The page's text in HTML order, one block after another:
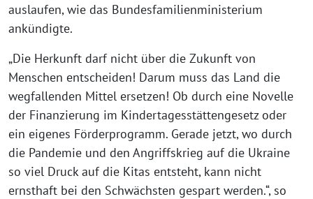
auslaufen, wie das Bundesfamilienministerium
ankündigte.
„Die Herkunft darf nicht über die Zukunft von
Menschen entscheiden! Darum muss das Land die
wegfallenden Mittel ersetzen! Ob durch eine Novelle
der Finanzierung im Kindertagesstättengesetz oder
ein eigenes Förderprogramm. Gerade jetzt, wo durch
die Pandemie und den Angriffskrieg auf die Ukraine
so viel Druck auf die Kitas entsteht, kann nicht
ernsthaft bei den Schwächsten gespart werden.“, so